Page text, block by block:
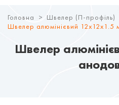
Головна
Швелер (П-профіль)
Швелер алюмінієвий 12х12х1.5
Швелер